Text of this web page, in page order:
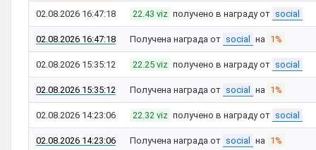
02.08.2026 16:47:18 22.43 viz получено в награду от social
02.08.2026 16:47:18 Получена награда от social на 1%
02.08.2026 15:35:12 22.25 viz получено в награду от social
02.08.2026 15:35:12 Получена награда от social на 1%
02.08.2026 14:23:06 22.32 viz получено в награду от social
02.08.2026 14:23:06 Получена награда от social на 1%